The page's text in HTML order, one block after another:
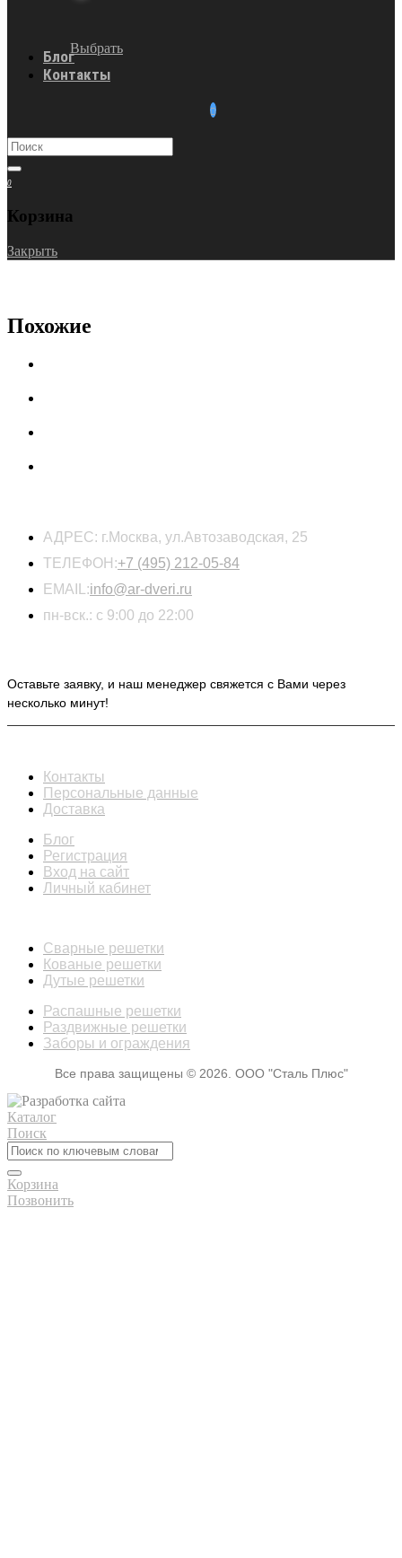
Выбрать
Блог
Контакты
0
Корзина
Закрыть
Похожие
АДРЕС: г.Москва, ул.Автозаводская, 25
ТЕЛЕФОН:+7 (495) 212-05-84
EMAIL:info@ar-dveri.ru
пн-вск.: с 9:00 до 22:00
Оставьте заявку, и наш менеджер свяжется с Вами через
несколько минут!
Контакты
Персональные данные
Доставка
Блог
Регистрация
Вход на сайт
Личный кабинет
Сварные решетки
Кованые решетки
Дутые решетки
Распашные решетки
Раздвижные решетки
Заборы и ограждения
Все права защищены © 2026. ООО "Сталь Плюс"
Каталог
Поиск
Корзина
Позвонить